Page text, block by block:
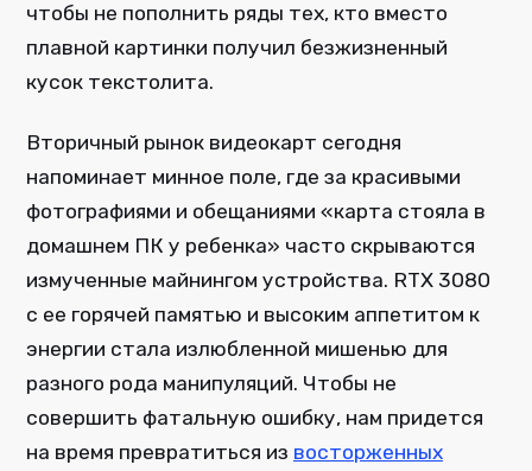
чтобы не пополнить ряды тех, кто вместо
плавной картинки получил безжизненный
кусок текстолита.
Вторичный рынок видеокарт сегодня
напоминает минное поле, где за красивыми
фотографиями и обещаниями «карта стояла в
домашнем ПК у ребенка» часто скрываются
измученные майнингом устройства. RTX 3080
с ее горячей памятью и высоким аппетитом к
энергии стала излюбленной мишенью для
разного рода манипуляций. Чтобы не
совершить фатальную ошибку, нам придется
на время превратиться из восторженных